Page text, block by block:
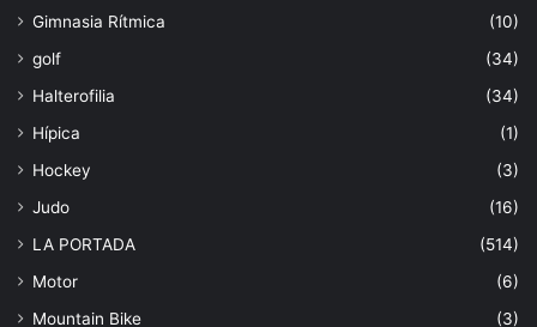
Gimnasia Rítmica
(10)
golf
(34)
Halterofilia
(34)
Hípica
(1)
Hockey
(3)
Judo
(16)
LA PORTADA
(514)
Motor
(6)
Mountain Bike
(3)